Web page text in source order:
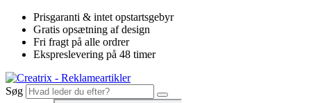
Videre
indhold
Prisgaranti & intet opstartsgebyr
Gratis opsætning af design
Fri fragt på alle ordrer
Ekspreslevering på 48 timer
Søg